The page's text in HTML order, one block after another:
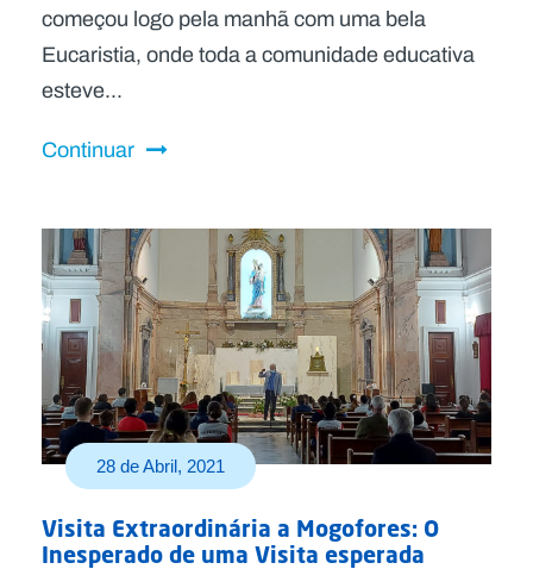
começou logo pela manhã com uma bela
Eucaristia, onde toda a comunidade educativa
esteve...
Continuar
28 de Abril, 2021
Visita Extraordinária a Mogofores: O
Inesperado de uma Visita esperada